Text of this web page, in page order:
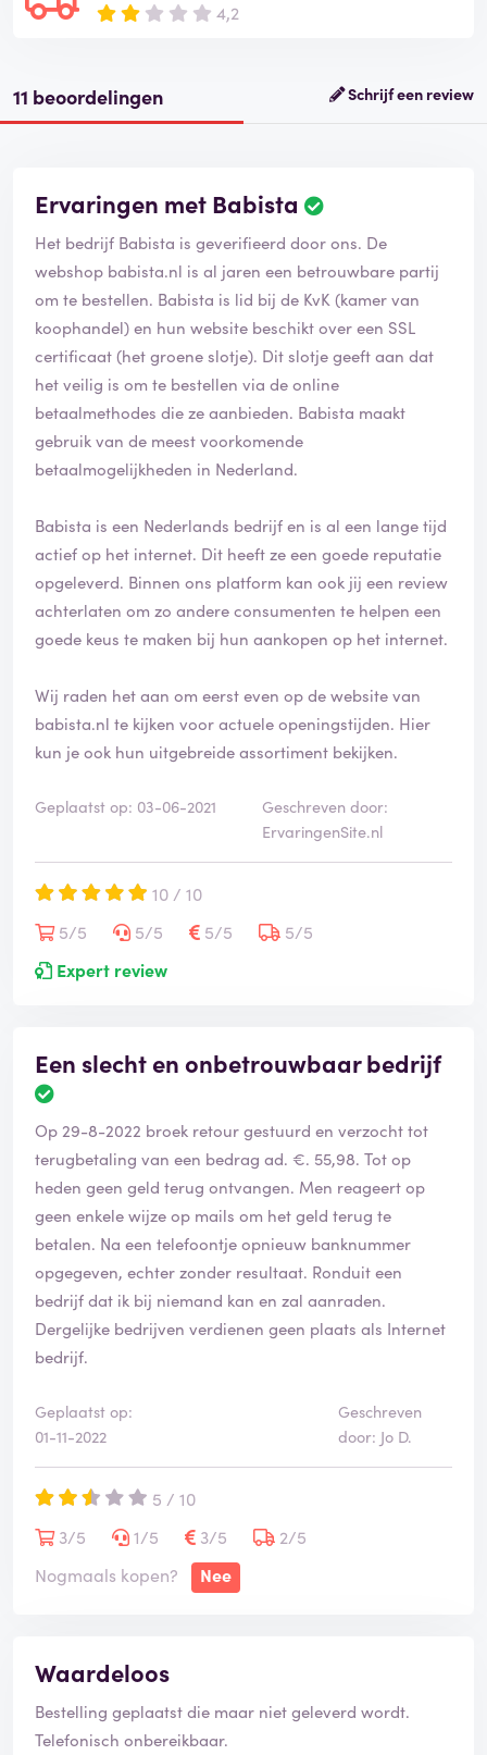
4,2
11 beoordelingen Schrijf een review
Ervaringen met Babista
Het bedrijf Babista is geverifieerd door ons. De
webshop babista.nl is al jaren een betrouwbare partij
om te bestellen. Babista is lid bij de KvK (kamer van
koophandel) en hun website beschikt over een SSL
certificaat (het groene slotje). Dit slotje geeft aan dat
het veilig is om te bestellen via de online
betaalmethodes die ze aanbieden. Babista maakt
gebruik van de meest voorkomende
betaalmogelijkheden in Nederland.
Babista is een Nederlands bedrijf en is al een lange tijd
actief op het internet. Dit heeft ze een goede reputatie
opgeleverd. Binnen ons platform kan ook jij een review
achterlaten om zo andere consumenten te helpen een
goede keus te maken bij hun aankopen op het internet.
Wij raden het aan om eerst even op de website van
babista.nl te kijken voor actuele openingstijden. Hier
kun je ook hun uitgebreide assortiment bekijken.
Geplaatst op: 03-06-2021
Geschreven door:
ErvaringenSite.nl
10 / 10
5/5
5/5 5/5
5/5
Expert review
Een slecht en onbetrouwbaar bedrijf
Op 29-8-2022 broek retour gestuurd en verzocht tot
terugbetaling van een bedrag ad. €. 55,98. Tot op
heden geen geld terug ontvangen. Men reageert op
geen enkele wijze op mails om het geld terug te
betalen. Na een telefoontje opnieuw banknummer
opgegeven, echter zonder resultaat. Ronduit een
bedrijf dat ik bij niemand kan en zal aanraden.
Dergelijke bedrijven verdienen geen plaats als Internet
bedrijf.
Geplaatst op:
01-11-2022
Geschreven
door: Jo D.
5 / 10
3/5
1/5 3/5
2/5
Nogmaals kopen?
Nee
Waardeloos
Bestelling geplaatst die maar niet geleverd wordt.
Telefonisch onbereikbaar.